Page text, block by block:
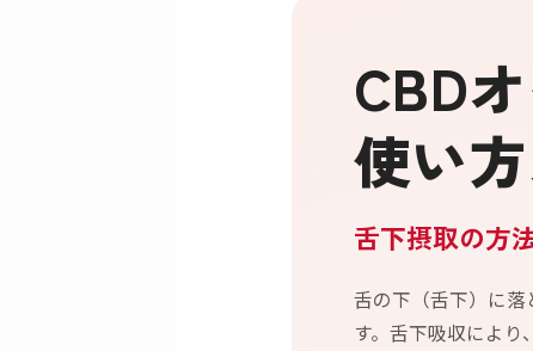
CBD
使い
舌下摂取の方
舌の下（舌下）に
す。舌下吸収によ